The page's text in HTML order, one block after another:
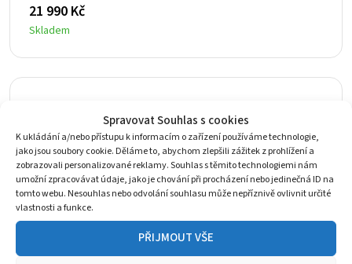
Spravovat Souhlas s cookies
K ukládání a/nebo přístupu k informacím o zařízení používáme technologie,
jako jsou soubory cookie. Děláme to, abychom zlepšili zážitek z prohlížení a
zobrazovali personalizované reklamy. Souhlas s těmito technologiemi nám
umožní zpracovávat údaje, jako je chování při procházení nebo jedinečná ID na
tomto webu. Nesouhlas nebo odvolání souhlasu může nepříznivě ovlivnit určité
vlastnosti a funkce.
PŘIJMOUT VŠE
21 990 Kč
Skladem